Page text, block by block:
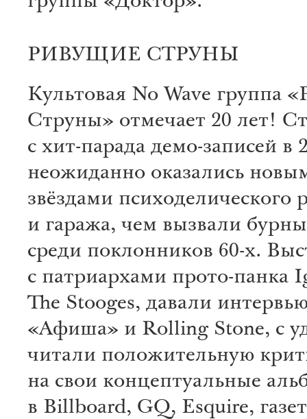
РИВУЩИЕ СТРУНЫ
Культовая No Wave группа
Струны» отмечает 20 лет!
с хит-парада демо-записей в
неожиданно оказались
звёздами психоделического
и гаража, чем вызвали
среди поклонников 60-х.
с патриархами прото-панка
The Stooges, давали
«Афиша» и Rolling Stone, с
читали положительную
на свои концептуальные
в Billboard, GQ, Esquire,